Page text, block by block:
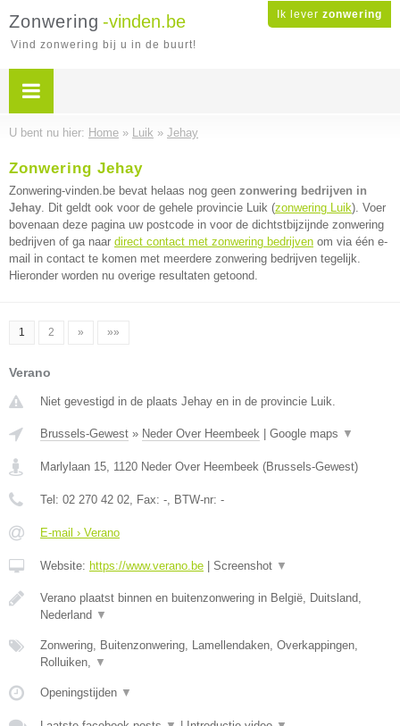
Ik lever zonwering
Zonwering -vinden.be
Vind zonwering bij u in de buurt!
U bent nu hier: Home » Luik » Jehay
Zonwering Jehay
Zonwering-vinden.be bevat helaas nog geen zonwering bedrijven in
Jehay. Dit geldt ook voor de gehele provincie Luik (zonwering Luik). Voer
bovenaan deze pagina uw postcode in voor de dichtstbijzijnde zonwering
bedrijven of ga naar direct contact met zonwering bedrijven om via één e-
mail in contact te komen met meerdere zonwering bedrijven tegelijk.
Hieronder worden nu overige resultaten getoond.
1 2 » »»
Verano
Niet gevestigd in de plaats Jehay en in de provincie Luik.
Brussels-Gewest » Neder Over Heembeek Google maps ▼
Marlylaan 15, 1120 Neder Over Heembeek (Brussels-Gewest)
Tel: 02 270 42 02, Fax: -, BTW-nr: -
E-mail › Verano
Website: https://www.verano.be Screenshot ▼
Verano plaatst binnen en buitenzonwering in België, Duitsland,
Nederland ▼
Zonwering, Buitenzonwering, Lamellendaken, Overkappingen,
Rolluiken, ▼
Openingstijden ▼